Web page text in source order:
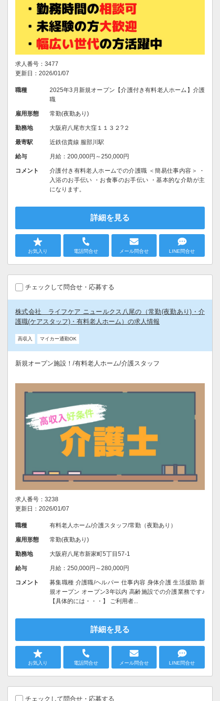
求人番号：3477
更新日：2026/01/07
職種
2025年3月新規オープン【介護付き有料老人ホーム】介護
職
雇用形態 常勤(夜勤あり)
勤務地 大阪府八尾市大窪１１３２?２
最寄駅 近鉄信貴線 服部川駅
給与 月給：200,000円～250,000円
コメント
介護付き有料老人ホームでの介護職 ＜簡易仕事内容＞ ・
入浴のお手伝い ・お食事のお手伝い ・基本的な介助が主
になります。
詳細を見る
お気入り 電話問合せ メール問合せ LINE問合せ
チェックして問合せ・応募する
株式会社 ライフケア ニュールクス八尾の（常勤(夜勤あり)・介
護職(ケアスタッフ)・有料老人ホーム）の求人情報
高収入 マイカー通勤OK
新規オープン施設！/有料老人ホーム/介護スタッフ
求人番号：3238
更新日：2026/01/07
職種 有料老人ホーム/介護スタッフ/常勤（夜勤あり）
雇用形態 常勤(夜勤あり)
勤務地 大阪府八尾市新家町5丁目57-1
給与 月給：250,000円～280,000円
コメント
募集職種 介護職/ヘルパー 仕事内容 身体介護 生活援助 新
規オープン オープン3年以内 高齢施設での介護業務です♪
【具体的には・・・】 ご利用者...
詳細を見る
お気入り 電話問合せ メール問合せ LINE問合せ
チェックして問合せ・応募する